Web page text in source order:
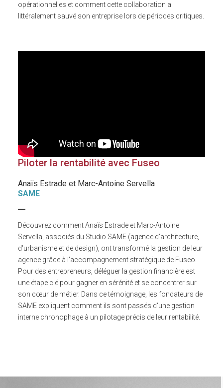
opérationnelles et comment cette collaboration a
littéralement sauvé son entreprise lors de périodes critiques.
Piloter la rentabilité avec Fuseo
Anaïs Estrade et Marc-Antoine Servella
SAME
Découvrez comment Anaïs Estrade et Marc-Antoine
Servella, associés du Studio SAME (agence d'architecture,
d'urbanisme et de design), ont transformé la gestion de leur
agence grâce à l'accompagnement stratégique de Fuseo.
Pour des entrepreneurs, déléguer la gestion financière est
une étape clé pour gagner en sérénité et se concentrer sur
son cœur de métier. Dans ce témoignage, les fondateurs de
SAME expliquent comment ils sont passés d'une gestion
interne chronophage à un pilotage précis de leur rentabilité.